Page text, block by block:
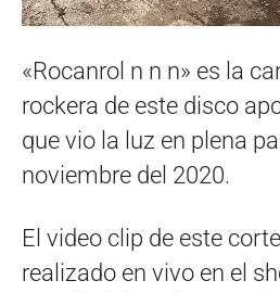
«Rocanrol n n n» es la
rockera de este disco
que vio la luz en plena
noviembre del 2020.
El video clip de este
realizado en vivo en el